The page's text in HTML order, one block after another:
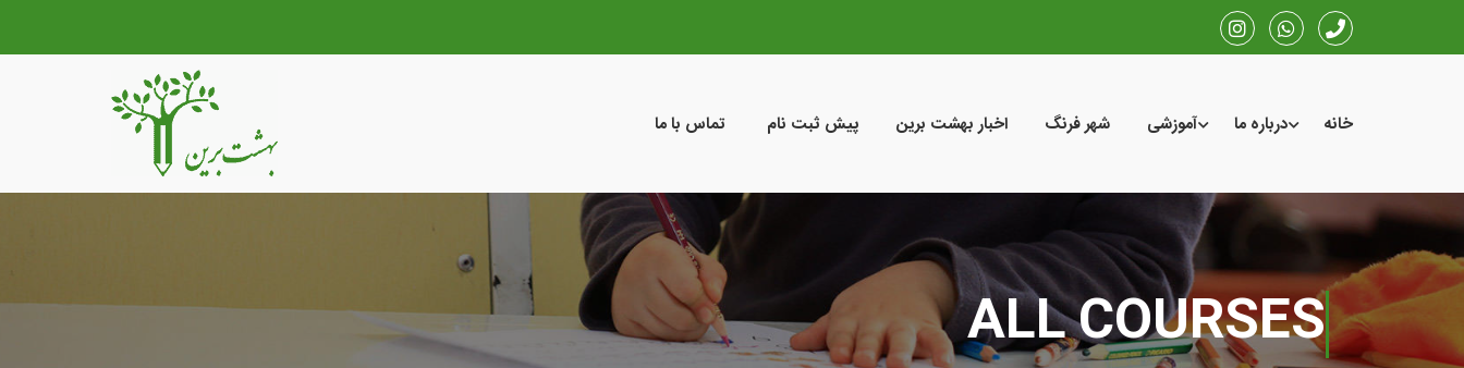
خانه درباره ما آموزشی شهر فرنگ اخبار بهشت برین پیش ثبت نام تماس با ما
ALL COURSES